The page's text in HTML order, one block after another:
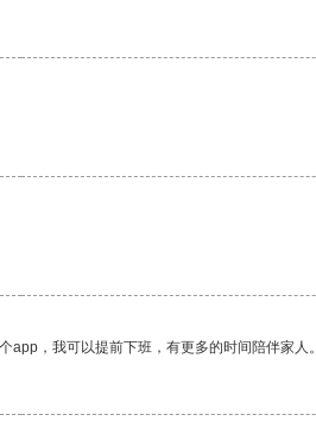
，我可以提前下班，有更多的时间陪伴家人。